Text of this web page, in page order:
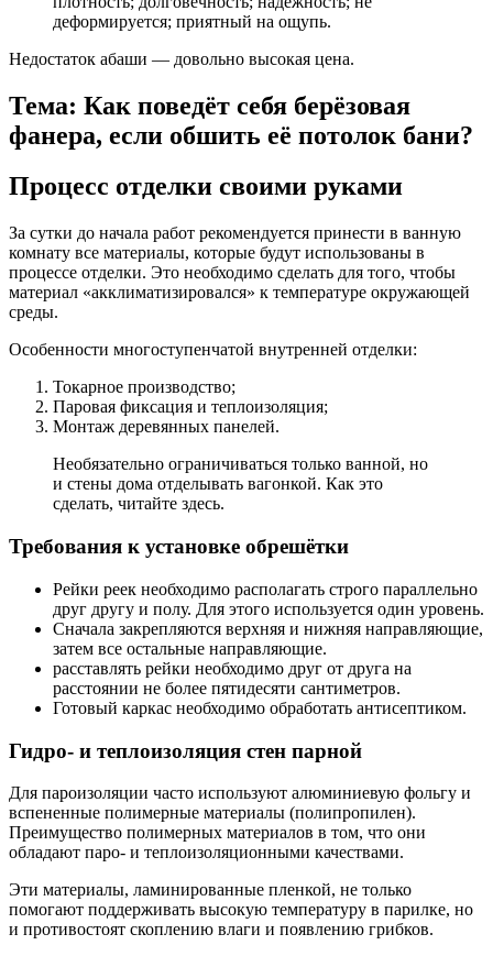
деформируется; приятный на ощупь.
Недостаток абаши — довольно высокая цена.
Тема: Как поведёт себя берёзовая
фанера, если обшить её потолок бани?
Процесс отделки своими руками
За сутки до начала работ рекомендуется принести в ванную
комнату все материалы, которые будут использованы в
процессе отделки. Это необходимо сделать для того, чтобы
материал «акклиматизировался» к температуре окружающей
среды.
Особенности многоступенчатой ​​внутренней отделки:
Токарное производство;
Паровая фиксация и теплоизоляция;
Монтаж деревянных панелей.
Необязательно ограничиваться только ванной, но
и стены дома отделывать вагонкой. Как это
сделать, читайте здесь.
Требования к установке обрешётки
Рейки реек необходимо располагать строго параллельно
друг другу и полу. Для этого используется один уровень.
Сначала закрепляются верхняя и нижняя направляющие,
затем все остальные направляющие.
расставлять рейки необходимо друг от друга на
расстоянии не более пятидесяти сантиметров.
Готовый каркас необходимо обработать антисептиком.
Гидро- и теплоизоляция стен парной
Для пароизоляции часто используют алюминиевую фольгу и
вспененные полимерные материалы (полипропилен).
Преимущество полимерных материалов в том, что они
обладают паро- и теплоизоляционными качествами.
Эти материалы, ламинированные пленкой, не только
помогают поддерживать высокую температуру в парилке, но
и противостоят скоплению влаги и появлению грибков.